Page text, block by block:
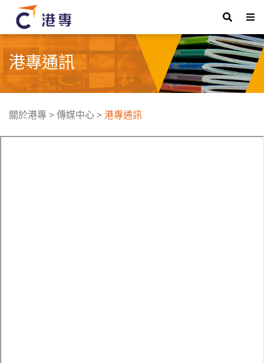
港專通訊
關於港專>傳媒中心>港專通訊